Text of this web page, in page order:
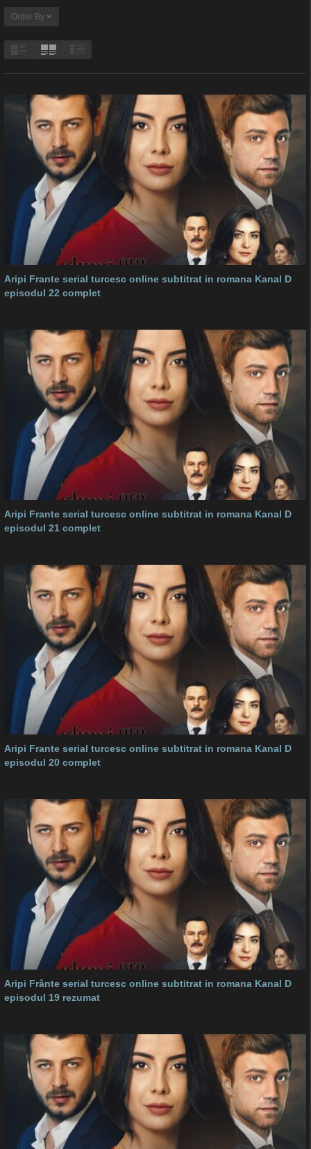
Order By
Aripi Frante serial turcesc online subtitrat in romana Kanal D
episodul 22 complet
Aripi Frante serial turcesc online subtitrat in romana Kanal D
episodul 21 complet
Aripi Frante serial turcesc online subtitrat in romana Kanal D
episodul 20 complet
Aripi Frânte serial turcesc online subtitrat in romana Kanal D
episodul 19 rezumat